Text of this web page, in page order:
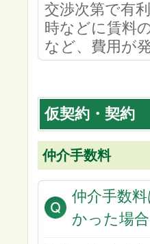
交渉次第で有
時などに賃料
など、費用が
仮契約・契約
仲介手数料
仲介手数
かった場